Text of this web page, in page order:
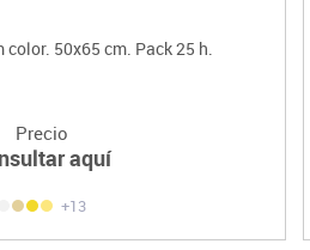
50x65 cm. Pack 25 h.
Precio
aquí
+13